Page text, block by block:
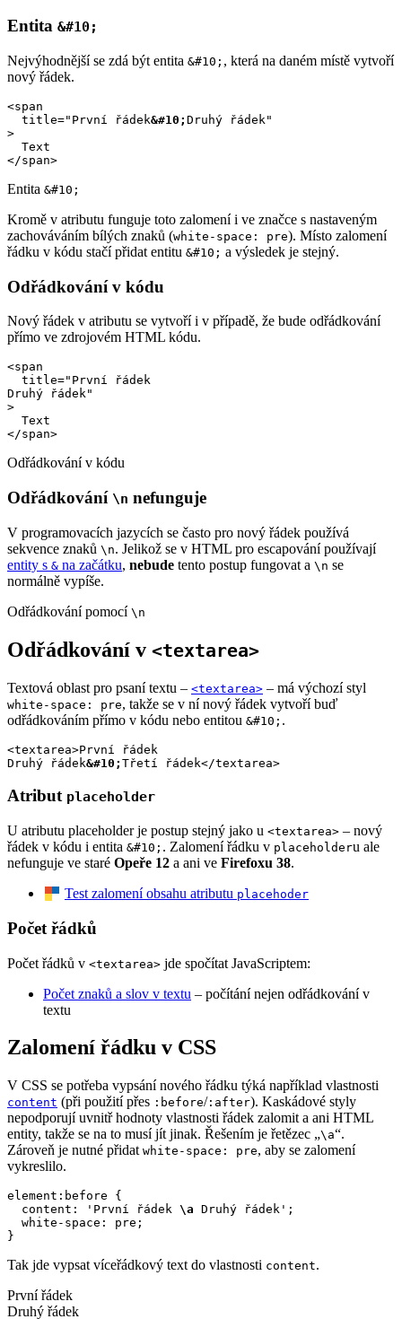
Entita &#10;
Nejvýhodnější se zdá být entita &#10; , která na daném místě vytvoří
nový řádek.
<span
  title="První řádek
&#10; Druhý řádek"
>
  Text
</span>
Entita &#10;
Kromě v atributu funguje toto zalomení i ve značce s nastaveným
zachováváním bílých znaků (white-space: pre). Místo zalomení
řádku v kódu stačí přidat entitu &#10; a výsledek je stejný.
Odřádkování v kódu
Nový řádek v atributu se vytvoří i v případě, že bude odřádkování
přímo ve zdrojovém HTML kódu.
<span
  title="První řádek
Druhý řádek"
>
  Text
</span>
Odřádkování v kódu
Odřádkování \n nefunguje
V programovacích jazycích se často pro nový řádek používá
sekvence znaků \n. Jelikož se v HTML pro escapování používají
entity s & na začátku, nebude tento postup fungovat a \n se
normálně vypíše.
Odřádkování pomocí \n
Odřádkování v <textarea>
Textová oblast pro psaní textu – <textarea> – má výchozí styl
white-space: pre, takže se v ní nový řádek vytvoří buď
odřádkováním přímo v kódu nebo entitou &#10; .
<textarea>První řádek
Druhý řádek&#10; Třetí řádek</textarea>
Atribut placeholder
U atributu placeholder je postup stejný jako u <textarea> – nový
řádek v kódu i entita &#10; . Zalomení řádku v placeholderu ale
nefunguje ve staré Opeře 12 a ani ve Firefoxu 38.
Test zalomení obsahu atributu placehoder
Počet řádků
Počet řádků v <textarea> jde spočítat JavaScriptem:
Počet znaků a slov v textu – počítání nejen odřádkování v
textu
Zalomení řádku v CSS
V CSS se potřeba vypsání nového řádku týká například vlastnosti
content (při použití přes :before/ :after). Kaskádové styly
nepodporují uvnitř hodnoty vlastnosti řádek zalomit a ani HTML
entity, takže se na to musí jít jinak. Řešením je řetězec „\a“.
Zároveň je nutné přidat white-space: pre, aby se zalomení
vykreslilo.
element:before {
  content: 'První řádek
\a Druhý řádek';
  white-space: pre;
}
Tak jde vypsat víceřádkový text do vlastnosti content.